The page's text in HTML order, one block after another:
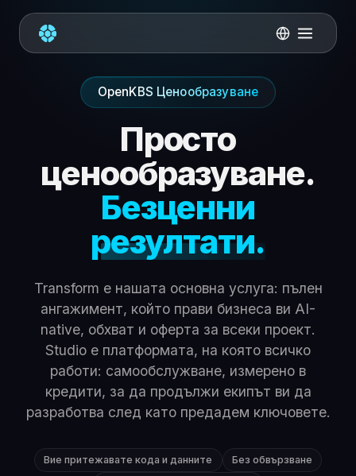
OpenKBS Ценообразуване
Просто
ценообразуване.
Безценни
резултати.
Transform е нашата основна услуга: пълен
ангажимент, който прави бизнеса ви AI-
native, обхват и оферта за всеки проект.
Studio е платформата, на която всичко
работи: самообслужване, измерено в
кредити, за да продължи екипът ви да
разработва след като предадем ключовете.
Вие притежавате кода и данните Без обвързване